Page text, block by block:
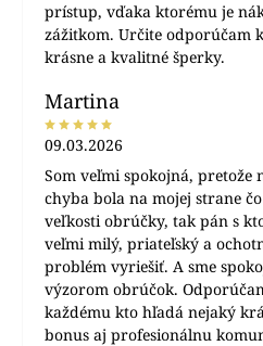
prístup, vďaka ktorému je
zážitkom. Určite odporúčam
krásne a kvalitné šperky.
Martina
09.03.2026
Som veľmi spokojná, pretože
chyba bola na mojej strane
veľkosti obrúčky, tak pán s
veľmi milý, priateľský a
problém vyriešiť. A sme
výzorom obrúčok.
každému kto hľadá nejaký
bonus aj profesionálnu